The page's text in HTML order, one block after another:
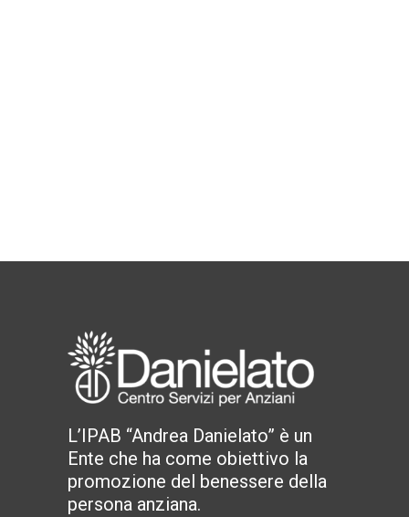
L’IPAB “Andrea Danielato” è un
Ente che ha come obiettivo la
promozione del benessere della
persona anziana.